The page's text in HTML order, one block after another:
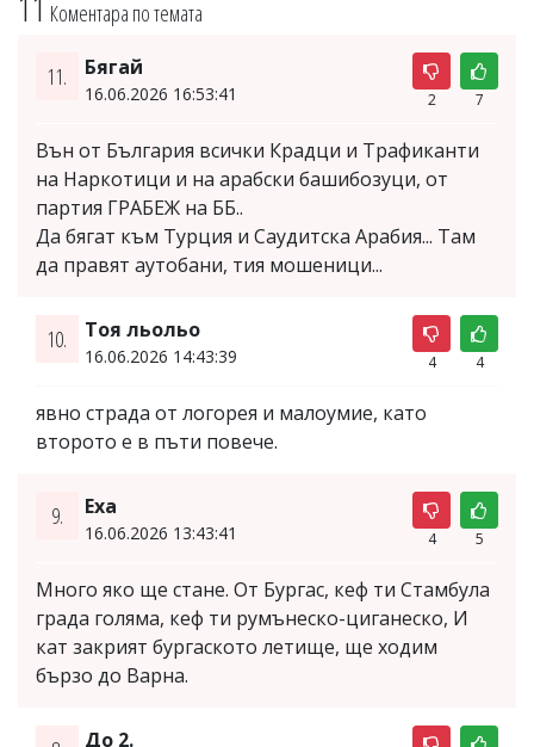
Коментара по темата
11. Бягай
16.06.2026 16:53:41 2 7
Вън от България всички Крадци и Трафиканти
на Наркотици и на арабски башибозуци, от
партия ГРАБЕЖ на ББ..
Да бягат към Турция и Саудитска Арабия... Там
да правят аутобани, тия мошеници...
10. Тоя льольо
16.06.2026 14:43:39 4 4
явно страда от логорея и малоумие, като
второто е в пъти повече.
9. Exa
16.06.2026 13:43:41 4 5
Много яко ще стане. От Бургас, кеф ти Стамбула
града голяма, кеф ти румънeско-циганеско, И
кат закрият бургаското летище, ще ходим
бързо до Варна.
До 2.